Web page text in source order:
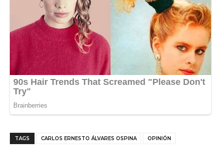
TAGS CARLOS ERNESTO ÁLVARES OSPINA OPINIÓN